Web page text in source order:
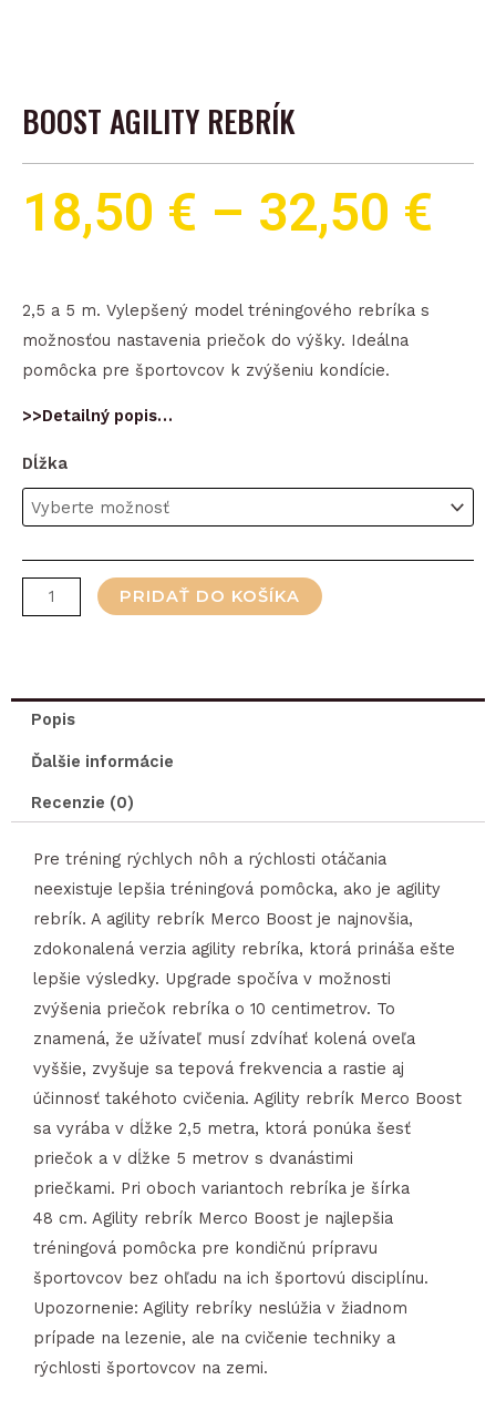
BOOST AGILITY REBRÍK
18,50 € – 32,50 €
2,5 a 5 m. Vylepšený model tréningového rebríka s
možnosťou nastavenia priečok do výšky. Ideálna
pomôcka pre športovcov k zvýšeniu kondície.
>>Detailný popis…
Dĺžka
množstvo
Boost
agility
PRIDAŤ DO KOŠÍKA
Popis
Ďalšie informácie
Recenzie (0)
Pre tréning rýchlych nôh a rýchlosti otáčania
neexistuje lepšia tréningová pomôcka, ako je agility
rebrík. A agility rebrík Merco Boost je najnovšia,
zdokonalená verzia agility rebríka, ktorá prináša ešte
lepšie výsledky. Upgrade spočíva v možnosti
zvýšenia priečok rebríka o 10 centimetrov. To
znamená, že užívateľ musí zdvíhať kolená oveľa
vyššie, zvyšuje sa tepová frekvencia a rastie aj
účinnosť takéhoto cvičenia. Agility rebrík Merco Boost
sa vyrába v dĺžke 2,5 metra, ktorá ponúka šesť
priečok a v dĺžke 5 metrov s dvanástimi
priečkami. Pri oboch variantoch rebríka je šírka
48 cm. Agility rebrík Merco Boost je najlepšia
tréningová pomôcka pre kondičnú prípravu
športovcov bez ohľadu na ich športovú disciplínu.
Upozornenie: Agility rebríky neslúžia v žiadnom
prípade na lezenie, ale na cvičenie techniky a
rýchlosti športovcov na zemi.